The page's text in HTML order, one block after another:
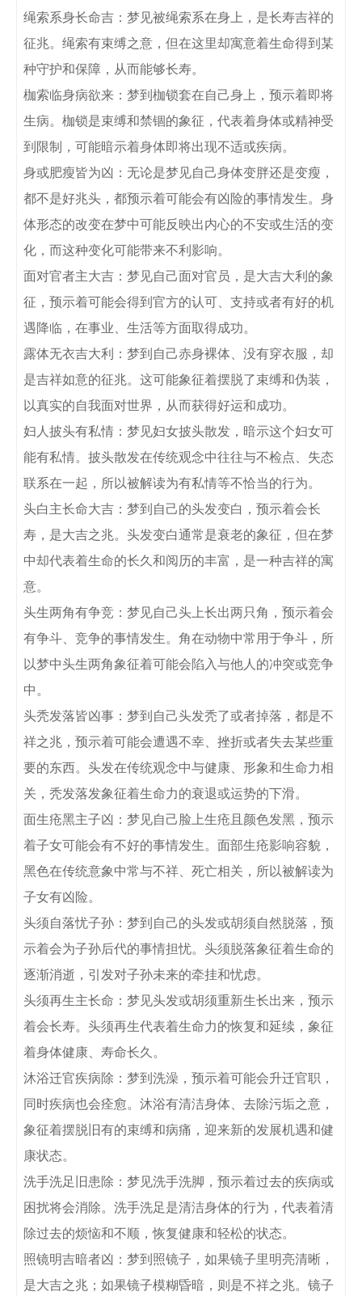
绳索系身长命吉：梦见被绳索系在身上，是长寿吉祥的
征兆。绳索有束缚之意，但在这里却寓意着生命得到某
种守护和保障，从而能够长寿。
枷索临身病欲来：梦到枷锁套在自己身上，预示着即将
生病。枷锁是束缚和禁锢的象征，代表着身体或精神受
到限制，可能暗示着身体即将出现不适或疾病。
身或肥瘦皆为凶：无论是梦见自己身体变胖还是变瘦，
都不是好兆头，都预示着可能会有凶险的事情发生。身
体形态的改变在梦中可能反映出内心的不安或生活的变
化，而这种变化可能带来不利影响。
面对官者主大吉：梦见自己面对官员，是大吉大利的象
征，预示着可能会得到官方的认可、支持或者有好的机
遇降临，在事业、生活等方面取得成功。
露体无衣吉大利：梦到自己赤身裸体、没有穿衣服，却
是吉祥如意的征兆。这可能象征着摆脱了束缚和伪装，
以真实的自我面对世界，从而获得好运和成功。
妇人披头有私情：梦见妇女披头散发，暗示这个妇女可
能有私情。披头散发在传统观念中往往与不检点、失态
联系在一起，所以被解读为有私情等不恰当的行为。
头白主长命大吉：梦到自己的头发变白，预示着会长
寿，是大吉之兆。头发变白通常是衰老的象征，但在梦
中却代表着生命的长久和阅历的丰富，是一种吉祥的寓
意。
头生两角有争竞：梦见自己头上长出两只角，预示着会
有争斗、竞争的事情发生。角在动物中常用于争斗，所
以梦中头生两角象征着可能会陷入与他人的冲突或竞争
中。
头秃发落皆凶事：梦到自己头发秃了或者掉落，都是不
祥之兆，预示着可能会遭遇不幸、挫折或者失去某些重
要的东西。头发在传统观念中与健康、形象和生命力相
关，秃发落发象征着生命力的衰退或运势的下滑。
面生疮黑主子凶：梦见自己脸上生疮且颜色发黑，预示
着子女可能会有不好的事情发生。面部生疮影响容貌，
黑色在传统意象中常与不祥、死亡相关，所以被解读为
子女有凶险。
头须自落忧子孙：梦到自己的头发或胡须自然脱落，预
示着会为子孙后代的事情担忧。头须脱落象征着生命的
逐渐消逝，引发对子孙未来的牵挂和忧虑。
头须再生主长命：梦见头发或胡须重新生长出来，预示
着会长寿。头须再生代表着生命力的恢复和延续，象征
着身体健康、寿命长久。
沐浴迁官疾病除：梦到洗澡，预示着可能会升迁官职，
同时疾病也会痊愈。沐浴有清洁身体、去除污垢之意，
象征着摆脱旧有的束缚和病痛，迎来新的发展机遇和健
康状态。
洗手洗足旧患除：梦见洗手洗脚，预示着过去的疾病或
困扰将会消除。洗手洗足是清洁身体的行为，代表着清
除过去的烦恼和不顺，恢复健康和轻松的状态。
照镜明吉暗者凶：梦到照镜子，如果镜子里明亮清晰，
是大吉之兆；如果镜子模糊昏暗，则是不祥之兆。镜子